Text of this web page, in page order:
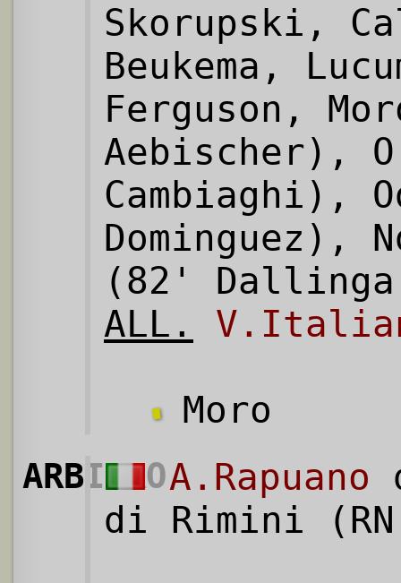
Skorupski,
Beukema,
Ferguson,
Aebischer),
Cambiaghi),
Dominguez),
(82'
ALL.
Moro
ARBITROA.Rapuano
di Rimini